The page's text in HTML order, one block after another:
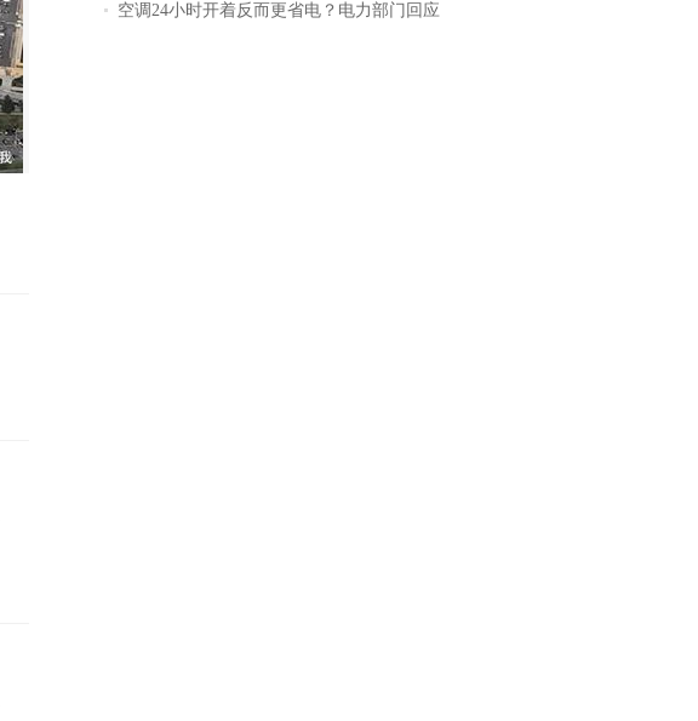
空调24小时开着反而更省电？电力部门回应